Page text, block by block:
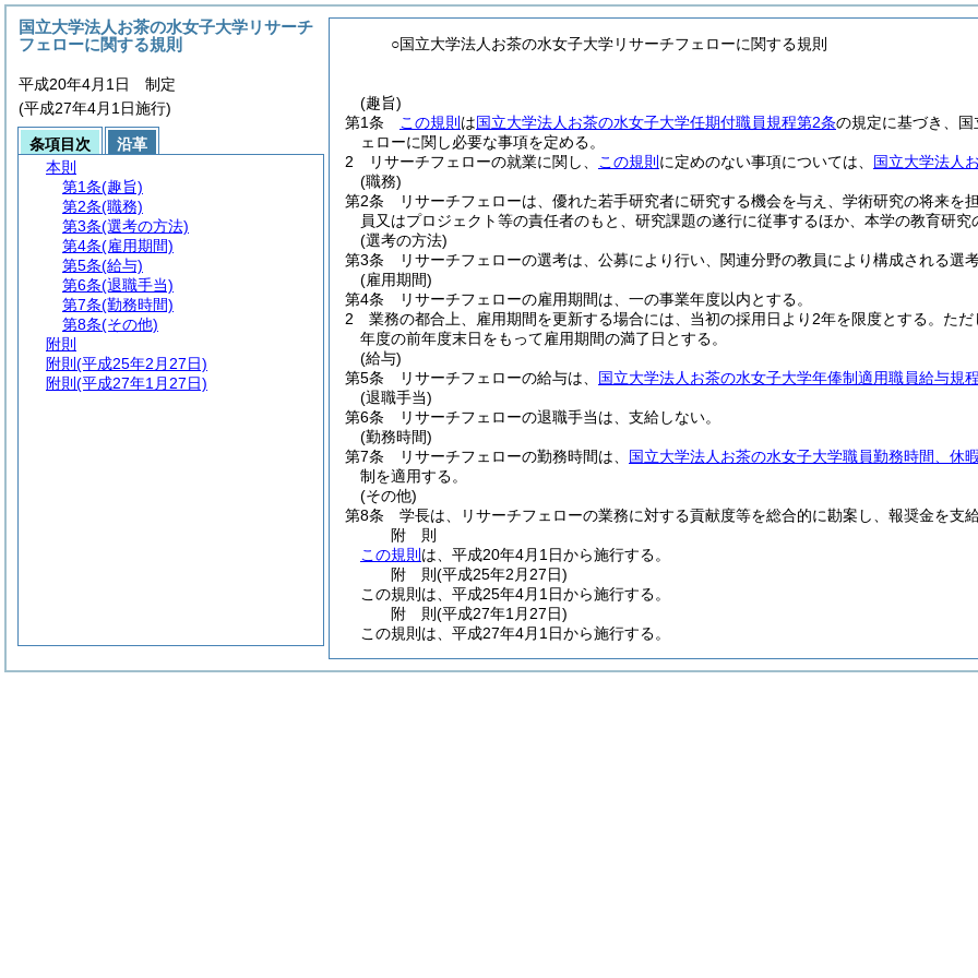
○国立大学法人お茶の水女子大学リサーチフェローに関する規則
(趣旨)
第1条
この規則 は国立大学法人お茶の水女子大学任期付職員規程第2条の規定に基づき、
ェローに関し必要な事項を定める。
2
リサーチフェローの就業に関し、 この規則 に定めのない事項については、 国立大学法人
(職務)
第2条
リサーチフェローは、優れた若手研究者に研究する機会を与え、学術研究の将来
員又はプロジェクト等の責任者のもと、研究課題の遂行に従事するほか、本学の教育研究
(選考の方法)
第3条
リサーチフェローの選考は、公募により行い、関連分野の教員により構成される選
(雇用期間)
第4条
リサーチフェローの雇用期間は、一の事業年度以内とする。
2
業務の都合上、雇用期間を更新する場合には、当初の採用日より2年を限度とする。 ただ
年度の前年度末日をもって雇用期間の満了日とする。
(給与)
第5条
リサーチフェローの給与は、 国立大学法人お茶の水女子大学年俸制適用職員給与規程
(退職手当)
第6条
リサーチフェローの退職手当は、支給しない。
(勤務時間)
第7条
リサーチフェローの勤務時間は、 国立大学法人お茶の水女子大学職員勤務時間、休
制を適用する。
(その他)
第8条
学長は、リサーチフェローの業務に対する貢献度等を総合的に勘案し、報奨金を支
附 則
この規則 は、平成20年4月1日から施行する。
附 則(平成25年2月27日)
この規則は、平成25年4月1日から施行する。
附 則(平成27年1月27日)
この規則は、平成27年4月1日から施行する。
国立大学法人お茶の水女子大学リサーチ
フェローに関する規則
平成20年4月1日 制定
(平成27年4月1日施行)
条項目次
沿革
本則
第1条(趣旨)
第2条(職務)
第3条(選考の方法)
第4条(雇用期間)
第5条(給与)
第6条(退職手当)
第7条(勤務時間)
第8条(その他)
附則
附則 (平成25年2月27日)
附則 (平成27年1月27日)